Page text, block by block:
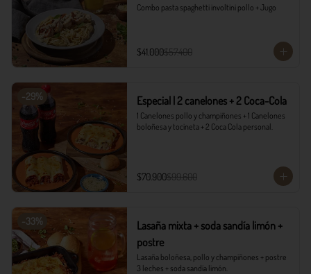
Combo pasta spaghetti involtini pollo + Jugo
$41.000$57.400
-29% Especial | 2 canelones + 2 Coca-Cola
1 Canelones pollo y champiñones + 1 Canelones
boloñesa y tocineta + 2 Coca Cola personal.
$70.900$99.600
-33%
Lasaña mixta + soda sandía limón +
postre
Lasaña boloñesa, pollo y champiñones + postre
3 leches + soda sandía limón.